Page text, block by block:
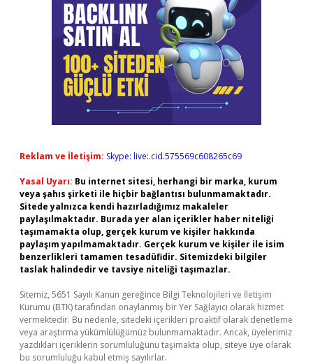
Reklam ve İletişim: Skype: live:.cid.575569c608265c69
Yasal Uyarı: Bu internet sitesi, herhangi bir marka, kurum
veya şahıs şirketi ile hiçbir bağlantısı bulunmamaktadır.
Sitede yalnızca kendi hazırladığımız makaleler
paylaşılmaktadır. Burada yer alan içerikler haber niteliği
taşımamakta olup, gerçek kurum ve kişiler hakkında
paylaşım yapılmamaktadır. Gerçek kurum ve kişiler ile isim
benzerlikleri tamamen tesadüfidir. Sitemizdeki bilgiler
taslak halindedir ve tavsiye niteliği taşımazlar.
Sitemiz, 5651 Sayılı Kanun gereğince Bilgi Teknolojileri ve İletişim
Kurumu (BTK) tarafından onaylanmış bir Yer Sağlayıcı olarak hizmet
vermektedir. Bu nedenle, sitedeki içerikleri proaktif olarak denetleme
veya araştırma yükümlülüğümüz bulunmamaktadır. Ancak, üyelerimiz
yazdıkları içeriklerin sorumluluğunu taşımakta olup, siteye üye olarak
bu sorumluluğu kabul etmiş sayılırlar.